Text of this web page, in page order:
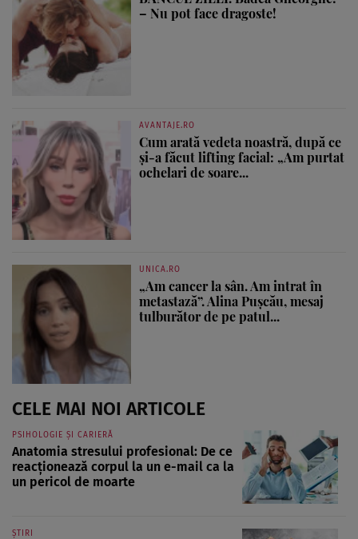
– Nu pot face dragoste!
AVANTAJE.RO
Cum arată vedeta noastră, după ce
și-a făcut lifting facial: „Am purtat
ochelari de soare...
UNICA.RO
„Am cancer la sân. Am intrat în
metastază”. Alina Pușcău, mesaj
tulburător de pe patul...
CELE MAI NOI ARTICOLE
PSIHOLOGIE ȘI CARIERĂ
Anatomia stresului profesional: De ce
reacționează corpul la un e-mail ca la
un pericol de moarte
ȘTIRI